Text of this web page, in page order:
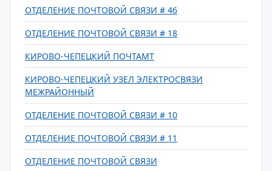
ОТДЕЛЕНИЕ ПОЧТОВОЙ СВЯЗИ # 46
ОТДЕЛЕНИЕ ПОЧТОВОЙ СВЯЗИ # 18
КИРОВО-ЧЕПЕЦКИЙ ПОЧТАМТ
КИРОВО-ЧЕПЕЦКИЙ УЗЕЛ ЭЛЕКТРОСВЯЗИ
МЕЖРАЙОННЫЙ
ОТДЕЛЕНИЕ ПОЧТОВОЙ СВЯЗИ # 10
ОТДЕЛЕНИЕ ПОЧТОВОЙ СВЯЗИ # 11
ОТДЕЛЕНИЕ ПОЧТОВОЙ СВЯЗИ